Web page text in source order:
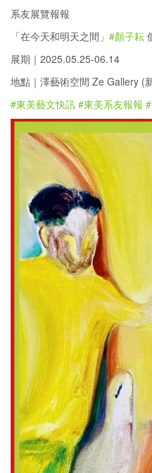
系友展覽報報
「在今天和明天之間」 #顏子耘
展期｜2025.05.25-06.14
地點｜澤藝術空間 Ze Gallery (
#東美藝文快訊 #東美系友報報